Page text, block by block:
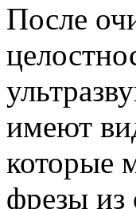
После
имеют
которые
фрезы из